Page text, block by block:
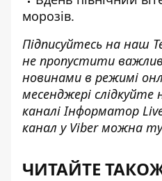
морозів.
Підписуйтесь на наш
не пропустити
новинами в режимі
месенджері
каналіІнформатор
канал у Viber можна
ЧИТАЙТЕ